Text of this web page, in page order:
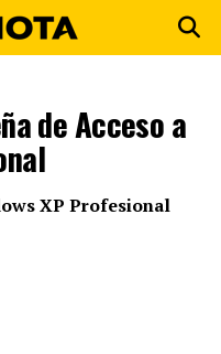
de Acceso a
XP Profesional